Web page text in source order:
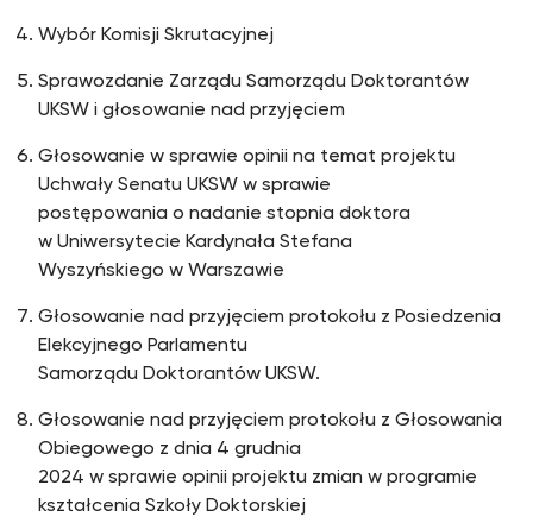
Wybór Komisji Skrutacyjnej
Sprawozdanie Zarządu Samorządu Doktorantów
UKSW i głosowanie nad przyjęciem
Głosowanie w sprawie opinii na temat projektu
Uchwały Senatu UKSW w sprawie
postępowania o nadanie stopnia doktora
w Uniwersytecie Kardynała Stefana
Wyszyńskiego w Warszawie
Głosowanie nad przyjęciem protokołu z Posiedzenia
Elekcyjnego Parlamentu
Samorządu Doktorantów UKSW.
Głosowanie nad przyjęciem protokołu z Głosowania
Obiegowego z dnia 4 grudnia
2024 w sprawie opinii projektu zmian w programie
kształcenia Szkoły Doktorskiej